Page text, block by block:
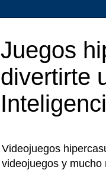
Juegos
divertirte
Videojuegos
videojuegos y